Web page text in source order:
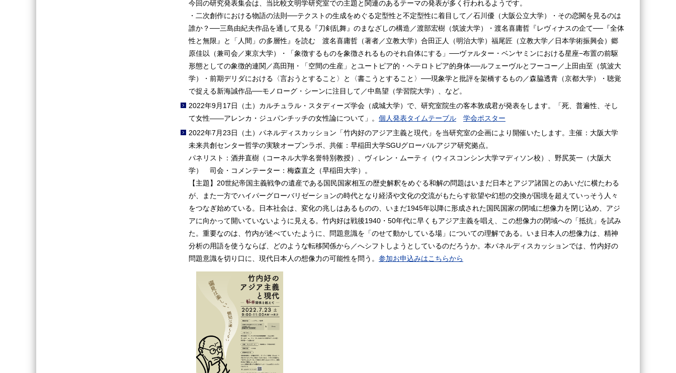
今回の研究発表集会は、当比較文明学研究室での主題と関連のあるテーマの発表が多く行われるようです。
・二次創作における物語の法則──テクストの生成をめぐる定型性と不定型性に着目して／石川優（大阪公立大学）・その恋闕を見るのは
誰か？──三島由紀夫作品を通して見る『刀剣乱舞』のまなざしの構造／渡部宏樹（筑波大学）・渡名喜庸哲『レヴィナスの企て──『全体
性と無限』と「人間」の多層性』を読む 渡名喜庸哲（著者／立教大学）合田正人（明治大学）福尾匠（立教大学／日本学術振興会）郷
原佳以（兼司会／東京大学）・「象徴するものを象徴されるものそれ自体にする」──ヴァルター・ベンヤミンにおける星座−布置の前駆
形態としての象徴的連関／髙田翔・「空間の生産」とユートピア的・ヘテロトピア的身体──ルフェーヴルとフーコー／上田由至（筑波大
学）・前期デリダにおける〈言おうとすること〉と〈書こうとすること〉──現象学と批評を架橋するもの／森脇透青（京都大学）・聴覚
で捉える新海誠作品──モノローグ・シーンに注目して／中島望（学習院大学）、など。
2022年9月17日（土）カルチュラル・スタディーズ学会（成城大学）で、研究室院生の客本敦成君が発表をします。「死、普遍性、そし
て女性――アレンカ・ジュパンチッチの女性論について」。 個人発表タイムテーブル
学会ポスター
2022年7月23日（土）パネルディスカッション「竹内好のアジア主義と現代」を当研究室の企画により開催いたします。主催：大阪大学
未来共創センター哲学の実験オープンラボ、共催：早稲田大学SGUグローバルアジア研究拠点。
パネリスト：酒井直樹（コーネル大学名誉特別教授）、ヴィレン・ムーティ（ウィスコンシン大学マディソン校）、野尻英一（大阪大
学） 司会・コメンテーター：梅森直之（早稲田大学）。
【主題】20世紀帝国主義戦争の遺産である国民国家相互の歴史解釈をめぐる和解の問題はいまだ日本とアジア諸国とのあいだに横たわる
が、また一方でハイパーグローバリゼーションの時代となり経済や文化の交流がもたらす欲望や幻想の交換が国境を超えていっそう人々
をつなぎ始めている。日本社会は、変化の兆しはあるものの、いまだ1945年以降に形成された国民国家の閉域に想像力を閉じ込め、アジ
アに向かって開いていないように見える。竹内好は戦後1940・50年代に早くもアジア主義を唱え、この想像力の閉域への「抵抗」を試み
た。重要なのは、竹内が述べていたように、問題意識を「のせて動かしている場」についての理解である。いま日本人の想像力は、精神
分析の用語を使うならば、どのような転移関係から／へシフトしようとしているのだろうか。本パネルディスカッションでは、竹内好の
問題意識を切り口に、現代日本人の想像力の可能性を問う。 参加お申込みはこちらから